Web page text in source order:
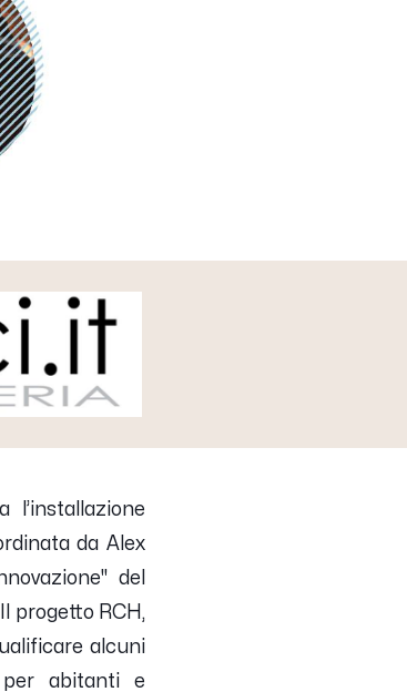
l’installazione
da Alex
del
Il progetto RCH,
alcuni
per abitanti e